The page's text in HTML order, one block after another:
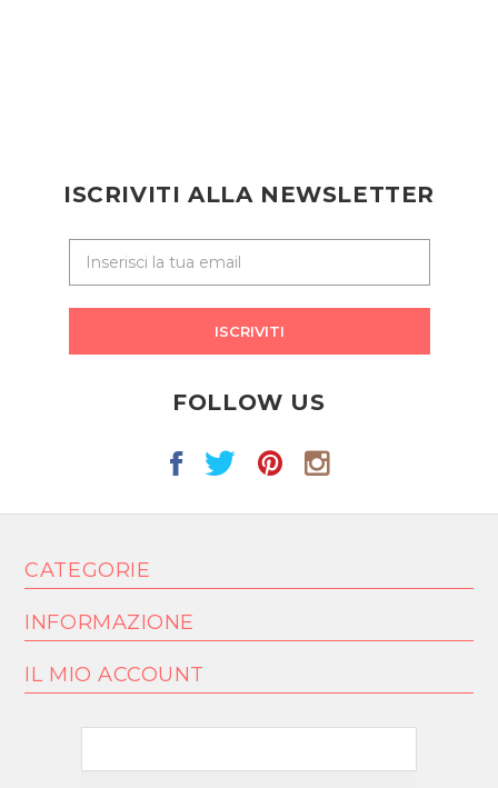
ISCRIVITI ALLA NEWSLETTER
ISCRIVITI
FOLLOW US
CATEGORIE
INFORMAZIONE
IL MIO ACCOUNT